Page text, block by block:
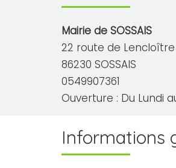
Mairie de SOSSAIS
22 route de Lencloître
86230 SOSSAIS
0549907361
Ouverture : Du Lundi
Informations